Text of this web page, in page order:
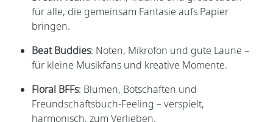
für alle, die gemeinsam Fantasie aufs Papier
bringen.
Beat Buddies: Noten, Mikrofon und gute Laune –
für kleine Musikfans und kreative Momente.
Floral BFFs: Blumen, Botschaften und
Freundschaftsbuch-Feeling – verspielt,
harmonisch, zum Verlieben.